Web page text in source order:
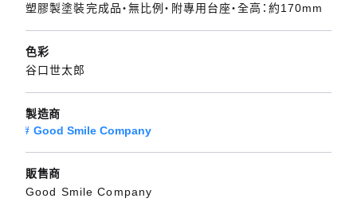
塑膠製塗裝完成品・無比例・附專用台座・全高：約170mm
色彩
谷口世太郎
製造商
Good Smile Company
販售商
Good Smile Company